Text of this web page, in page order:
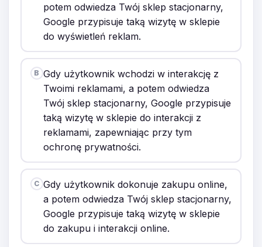
potem odwiedza Twój sklep stacjonarny,
Google przypisuje taką wizytę w sklepie
do wyświetleń reklam.
B Gdy użytkownik wchodzi w interakcję z
Twoimi reklamami, a potem odwiedza
Twój sklep stacjonarny, Google przypisuje
taką wizytę w sklepie do interakcji z
reklamami, zapewniając przy tym
ochronę prywatności.
C Gdy użytkownik dokonuje zakupu online,
a potem odwiedza Twój sklep stacjonarny,
Google przypisuje taką wizytę w sklepie
do zakupu i interakcji online.